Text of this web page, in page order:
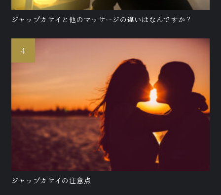
ジャップカサイと他のマッサージの違いはなんですか？
ジャップカサイの注意点